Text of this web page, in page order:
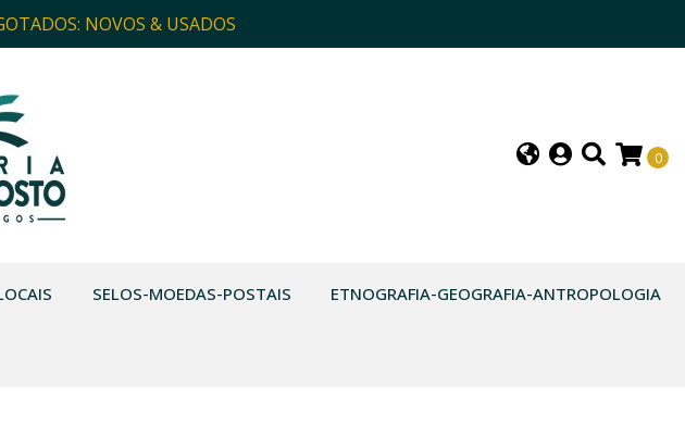
NOVOS & USADOS
0
SELOS-MOEDAS-POSTAIS ETNOGRAFIA-GEOGRAFIA-ANTROPOLOGIA